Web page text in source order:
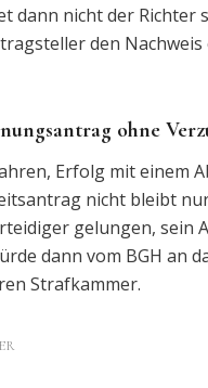
dann nicht der Richter
den
ohne
Erfolg mit einem
nicht bleibt
gelungen,
dann vom BGH an
Strafkammer.